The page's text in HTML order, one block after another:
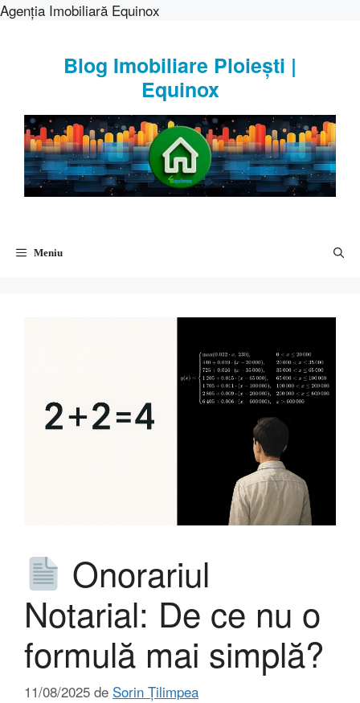
Agenția Imobiliară Equinox
Blog Imobiliare Ploiești |
Equinox
Meniu
Onorariul
Notarial: De ce nu o
formulă mai simplă?
11/08/2025 de Sorin Țilimpea